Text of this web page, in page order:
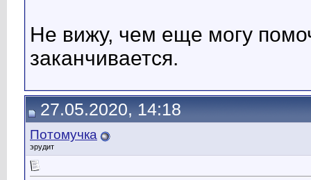
Не вижу, чем еще могу
заканчивается.
27.05.2020, 14:18
Потомучка
эрудит